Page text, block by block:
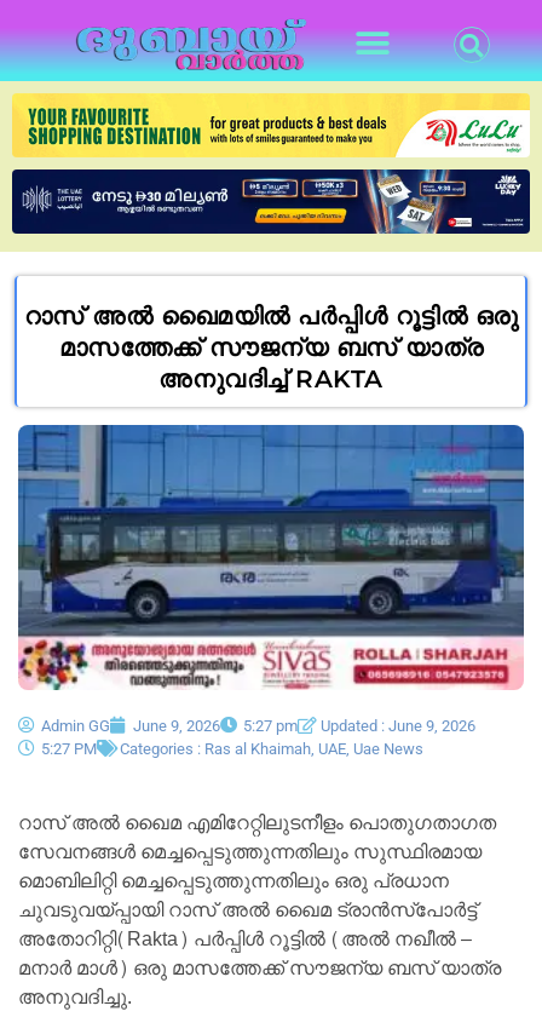
റാസ് അൽ ഖൈമയിൽ പർപ്പിൾ റൂട്ടിൽ ഒരു
മാസത്തേക്ക് സൗജന്യ ബസ് യാത്ര
അനുവദിച്ച് RAKTA
Admin GG June 9, 2026 5:27 pm
Updated : June 9, 2026
5:27 PM
Categories : Ras al Khaimah UAE Uae News
റാസ് അൽ ഖൈമ എമിറേറ്റിലുടനീളം പൊതുഗതാഗത
സേവനങ്ങൾ മെച്ചപ്പെടുത്തുന്നതിലും സുസ്ഥിരമായ
മൊബിലിറ്റി മെച്ചപ്പെടുത്തുന്നതിലും ഒരു പ്രധാന
ചുവടുവയ്പ്പായി റാസ് അൽ ഖൈമ ട്രാൻസ്‌പോർട്ട്
അതോറിറ്റി(Rakta) പർപ്പിൾ റൂട്ടിൽ (അൽ നഖീൽ –
മനാർ മാൾ) ഒരു മാസത്തേക്ക് സൗജന്യ ബസ് യാത്ര
അനുവദിച്ചു.